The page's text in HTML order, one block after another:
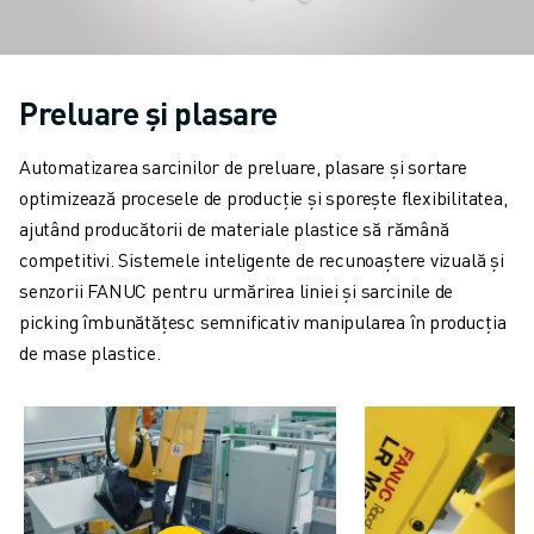
INSPECȚIE VIDEO
STUDII DE CAZ
SERVICIU CLIENȚI
RELAȚII CLIENȚI
FANUC PLANS
SUPORT TEHNIC ȘI ÎNTREȚINERE
ASISTENȚĂ TEHNICĂ LA DISTANȚĂ
PIESE DE SCHIMB
INSTRUMENTE DIGITAL SERVICE
MAGAZIN ONLINE
DOWNLOAD CENTER » MYFANUC
FORMARE ȘI EDUCAȚIE
Preluare și plasare
Automatizarea sarcinilor de preluare, plasare și sortare
optimizează procesele de producție și sporește flexibilitatea,
ajutând producătorii de materiale plastice să rămână
competitivi. Sistemele inteligente de recunoaștere vizuală și
senzorii FANUC pentru urmărirea liniei și sarcinile de
picking îmbunătățesc semnificativ manipularea în producția
de mase plastice.